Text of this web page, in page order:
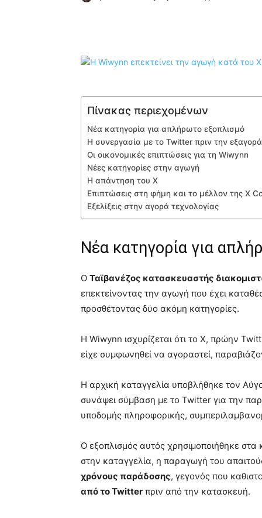
Πίνακας περιεχομένων
Νέα κατηγορία για απλήρωτο εξοπλισμό
Η συνεργασία με το Twitter πριν την
Οι οικονομικές επιπτώσεις για τη Wiwynn
Νέες κατηγορίες στην αγωγή
Η απάντηση του X
Επιπτώσεις στη φήμη και το μέλλον της X
Εξελίξεις στην αγορά τεχνολογίας
Νέα κατηγορία για
Ο Ταϊβανέζος κατασκευαστής
επεκτείνοντας την αγωγή που έχει
προσθέτοντας δύο ακόμη κατηγορίες.
Η Wiwynn ισχυρίζεται ότι το X, πρώην
είχε συμφωνηθεί να αγοραστεί,
Η αρχική καταγγελία υποβλήθηκε τον
συνάψει σύμβαση με το Twitter για την
υποδομής πληροφορικής,
Ο εξοπλισμός αυτός χρησιμοποιήθηκε
στην καταγγελία, η παραγωγή του
χρόνους παράδοσης, γεγονός που
από το Twitter πριν από την κατασκευή.